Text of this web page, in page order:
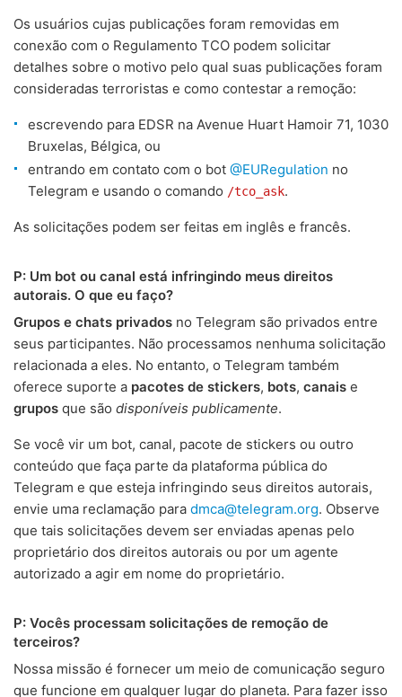
Os usuários cujas publicações foram removidas em
conexão com o Regulamento TCO podem solicitar
detalhes sobre o motivo pelo qual suas publicações foram
consideradas terroristas e como contestar a remoção:
escrevendo para EDSR na Avenue Huart Hamoir 71, 1030
Bruxelas, Bélgica, ou
entrando em contato com o bot @EURegulation no
Telegram e usando o comando /tco_ask.
As solicitações podem ser feitas em inglês e francês.
P: Um bot ou canal está infringindo meus direitos
autorais. O que eu faço?
Grupos e chats privados no Telegram são privados entre
seus participantes. Não processamos nenhuma solicitação
relacionada a eles. No entanto, o Telegram também
oferece suporte a pacotes de stickers, bots, canais e
grupos que são disponíveis publicamente.
Se você vir um bot, canal, pacote de stickers ou outro
conteúdo que faça parte da plataforma pública do
Telegram e que esteja infringindo seus direitos autorais,
envie uma reclamação para dmca@telegram.org. Observe
que tais solicitações devem ser enviadas apenas pelo
proprietário dos direitos autorais ou por um agente
autorizado a agir em nome do proprietário.
P: Vocês processam solicitações de remoção de
terceiros?
Nossa missão é fornecer um meio de comunicação seguro
que funcione em qualquer lugar do planeta. Para fazer isso